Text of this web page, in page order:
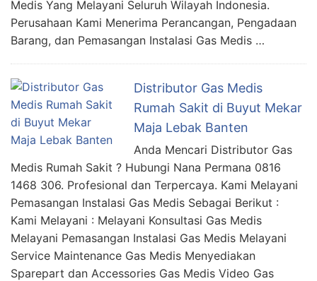
Medis Yang Melayani Seluruh Wilayah Indonesia.
Perusahaan Kami Menerima Perancangan, Pengadaan
Barang, dan Pemasangan Instalasi Gas Medis …
Distributor Gas Medis
Rumah Sakit di Buyut Mekar
Maja Lebak Banten
Anda Mencari Distributor Gas
Medis Rumah Sakit ? Hubungi Nana Permana 0816
1468 306. Profesional dan Terpercaya. Kami Melayani
Pemasangan Instalasi Gas Medis Sebagai Berikut :
Kami Melayani : Melayani Konsultasi Gas Medis
Melayani Pemasangan Instalasi Gas Medis Melayani
Service Maintenance Gas Medis Menyediakan
Sparepart dan Accessories Gas Medis Video Gas